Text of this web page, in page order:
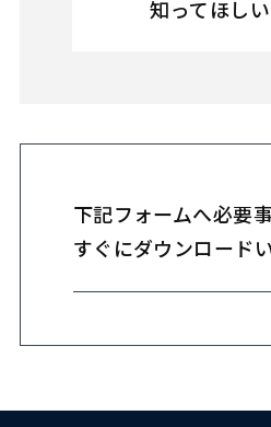
知ってほしい
下記フォームへ必要
すぐにダウンロード